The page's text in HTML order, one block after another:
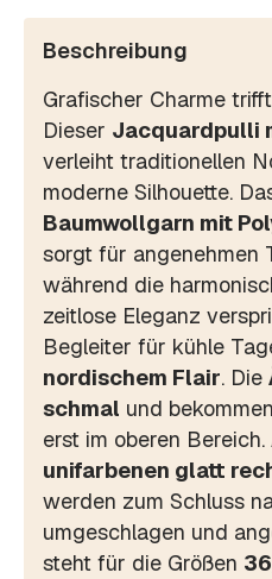
Beschreibung
Grafischer Charme
Dieser Jacquardpulli
verleiht traditionellen
moderne Silhouette.
Baumwollgarn mit
sorgt für angenehmen
während die
zeitlose Eleganz
Begleiter für kühle
nordischem Flair. Die
schmal und
erst im oberen Bereich.
unifarbenen glatt
werden zum Schluss
umgeschlagen und
steht für die Größen